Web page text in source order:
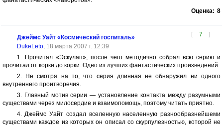
Оценка: 8
[ 7 ]
Джеймс Уайт «Космический госпиталь»
DukeLeto, 18 марта 2007 г. 12:39
1. Прочитал «Эскулап», после чего методично собрал всю серию и
прочитал от корки до корки. Одно из лучших фантастических произведений.
2. Не смотря на то, что серия длинная не обнаружил ни одного
внутреннего проитворечия.
3. Главный мотив серии — установление контакта между разумными
существами через милосердие и взаимопомощь, поэтому читать приятно.
4. Джеймс Уайт создал вселенную населенную разнообразнейшеми
существами каждое из которых он описал со скурпулезностью, которой не